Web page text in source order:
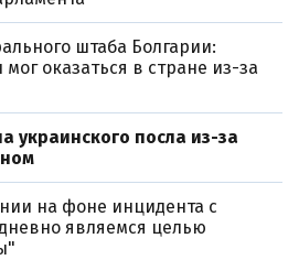
штаба Болгарии:
оказаться в стране из-за
украинского посла из-за
на фоне инцидента с
являемся целью